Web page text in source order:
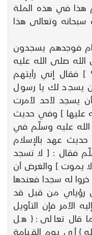
هذا في هذه الملة
وتعالى هذا
فوجدهم يسجدون
صلى الله عليه
فقال إني رأيتهم
يسجد لك يا رسول
يسجد لأحد لأمرت
عليها ] وفي حديث
عليه وسلّم في
عهد بالإسلام
فقال : [ لا تسجد
يموت ] والغرض أن
له سجدا فعندها
رؤياي من قبل قد
الأمر فإن التأويل
قال تعالى : { هل
} أي يوم القيامة